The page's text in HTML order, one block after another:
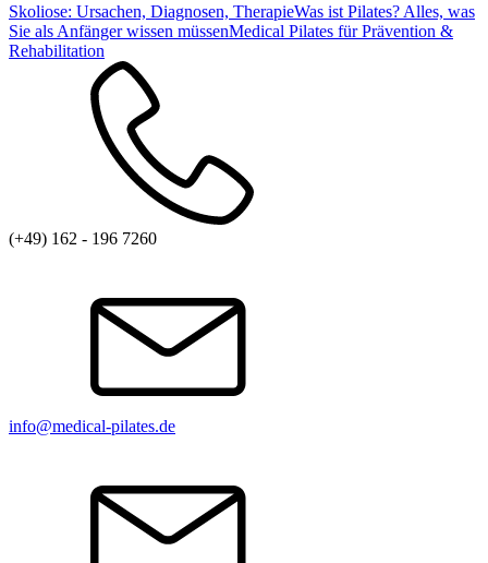
Skoliose: Ursachen, Diagnosen, TherapieWas ist Pilates? Alles, was
Sie als Anfänger wissen müssenMedical Pilates für Prävention &
Rehabilitation
(+49) 162 - 196 7260
info@medical-pilates.de